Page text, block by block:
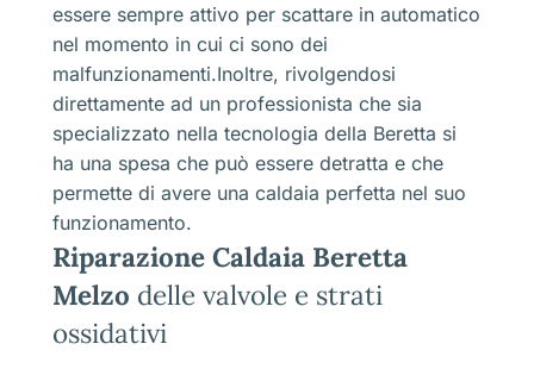
essere sempre attivo per scattare in automatico
nel momento in cui ci sono dei
malfunzionamenti.Inoltre, rivolgendosi
direttamente ad un professionista che sia
specializzato nella tecnologia della Beretta si
ha una spesa che può essere detratta e che
permette di avere una caldaia perfetta nel suo
funzionamento.
Riparazione Caldaia Beretta
Melzo delle valvole e strati
ossidativi